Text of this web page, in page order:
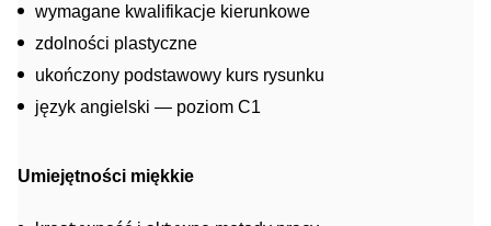
wymagane kwalifikacje kierunkowe
zdolności plastyczne
ukończony podstawowy kurs rysunku
język angielski — poziom C1
Umiejętności miękkie